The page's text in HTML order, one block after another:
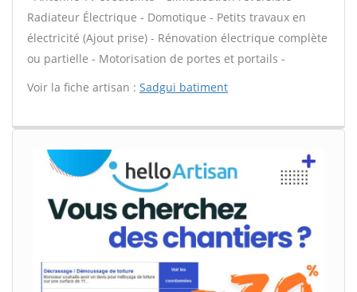
Radiateur Électrique - Domotique - Petits travaux en
électricité (Ajout prise) - Rénovation électrique complète
ou partielle - Motorisation de portes et portails -
Voir la fiche artisan : Sadgui batiment